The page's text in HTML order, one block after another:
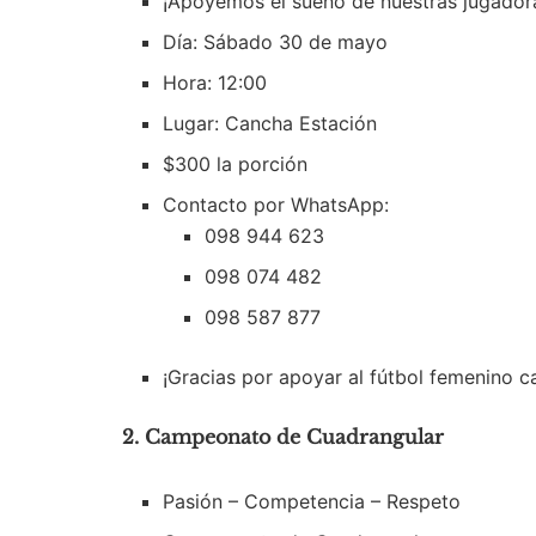
Día: Sábado 30 de mayo
Hora: 12:00
Lugar: Cancha Estación
$300 la porción
Contacto por WhatsApp:
098 944 623
098 074 482
098 587 877
¡Gracias por apoyar al fútbol femenino
2. Campeonato de Cuadrangular
Pasión – Competencia – Respeto